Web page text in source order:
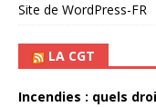
Site de WordPress-FR
LA CGT
Incendies : quels